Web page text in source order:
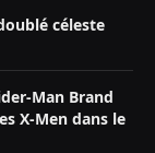
céleste
Man Brand
X-Men dans le